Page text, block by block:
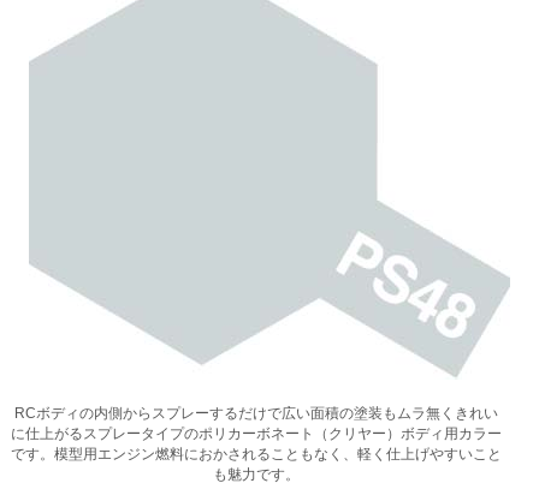
RCボディの内側からスプレーするだけで広い面積の塗装もムラ無くきれい
に仕上がるスプレータイプのポリカーボネート（クリヤー）ボディ用カラー
です。模型用エンジン燃料におかされることもなく、軽く仕上げやすいこと
も魅力です。